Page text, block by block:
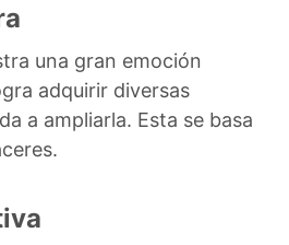
una gran emoción
adquirir diversas
a ampliarla. Esta se basa